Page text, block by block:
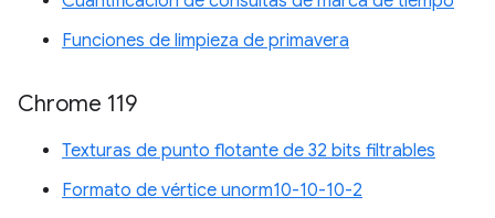
Funciones de limpieza de primavera
Chrome 119
Texturas de punto flotante de 32 bits filtrables
Formato de vértice unorm10-10-10-2